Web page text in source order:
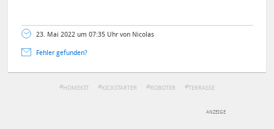
23. Mai 2022 um 07:35 Uhr von Nicolas
Fehler gefunden?
HOMEKIT KICKSTARTER ROBOTER TERRASSE